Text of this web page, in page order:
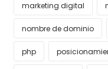
marketing digital
nombre de dominio
php